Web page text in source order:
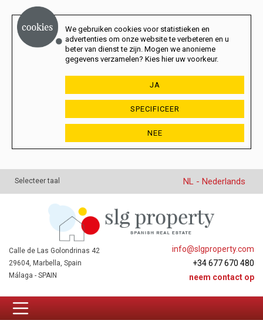
We gebruiken cookies voor statistieken en
advertenties om onze website te verbeteren en u
beter van dienst te zijn. Mogen we anonieme
gegevens verzamelen? Kies hier uw voorkeur.
JA
SPECIFICEER
NEE
Selecteer taal NL - Nederlands
info@slgproperty.com
+34 677 670 480
neem contact op
Calle de Las Golondrinas 42
29604, Marbella, Spain
Málaga - SPAIN